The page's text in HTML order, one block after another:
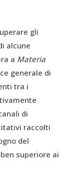
gli
alcune
a Materia
generale di
tra i
di
raccolti
del
superiore ai